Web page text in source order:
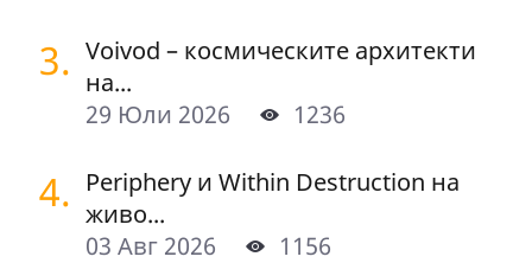
3. Voivod – космическите архитекти
на...
29 Юли 2026
1236
4. Periphery и Within Destruction на
живо...
03 Авг 2026
1156